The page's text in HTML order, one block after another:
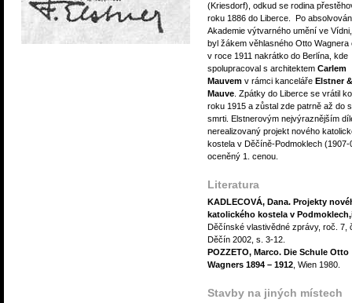
(Kriesdorf), odkud se rodina
roku 1886 do Liberce. Po
Akademie výtvarného umění ve
byl žákem věhlasného Otto Wagnera
v roce 1911 nakrátko do Berlína, kde
spolupracoval s architektem Carlem
Mauvem v rámci kanceláře Elstner &
Mauve . Zpátky do Liberce se vrátil
roku 1915 a zůstal zde patrně až do
smrti. Elstnerovým nejvýraznějším
nerealizovaný projekt nového
kostela v Děčíně-Podmoklech (1907-
oceněný 1. cenou.
Literatura
KADLECOVÁ, Dana. Projekty
katolického kostela v Podmoklech,
Děčínské vlastivědné zprávy, roč. 7,
Děčín 2002, s. 3-12.
POZZETO, Marco. Die Schule Otto
Wagners 1894 – 1912 , Wien 1980.
Stavby na jiných místech